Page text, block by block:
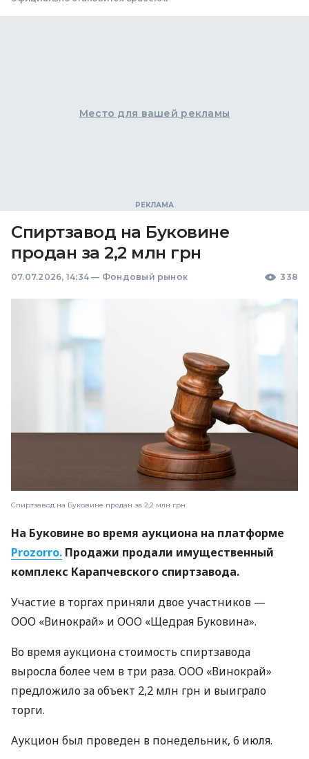
Место для вашей рекламы
Спиртзавод на Буковине
продан за 2,2 млн грн
07.07.2026, 14:34 — Фондовый рынок 338
Спиртзавод на Буковине продан за 2,2 млн грн
На Буковине во время аукциона на платформе
Prozorro. Продажи продали имущественный
комплекс Карапчевского спиртзавода.
Участие в торгах приняли двое участников —
ООО «Винокрай» и ООО «Щедрая Буковина».
Во время аукциона стоимость спиртзавода
выросла более чем в три раза. ООО «Винокрай»
предложило за объект 2,2 млн грн и выиграло
торги.
Аукцион был проведен в понедельник, 6 июля.